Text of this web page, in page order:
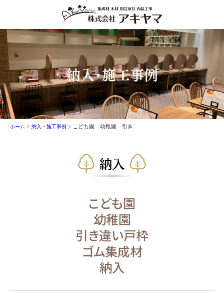
納入・施工事例
ホーム 納入・施工事例 こども園 幼稚園 引き違い戸枠 ゴム集成材 納入
納入
こども園
幼稚園
引き違い戸枠
ゴム集成材
納入